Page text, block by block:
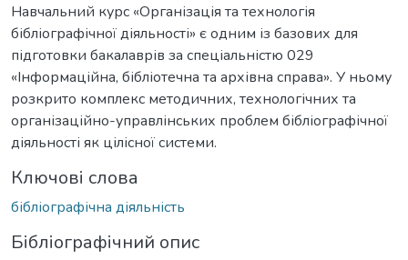
Навчальний курс «Організація та технологія
бібліографічної діяльності» є одним із базових для
підготовки бакалаврів за спеціальністю 029
«Інформаційна, бібліотечна та архівна справа». У ньому
розкрито комплекс методичних, технологічних та
організаційно-управлінських проблем бібліографічної
діяльності як цілісної системи.
Ключові слова
бібліографічна діяльність
Бібліографічний опис